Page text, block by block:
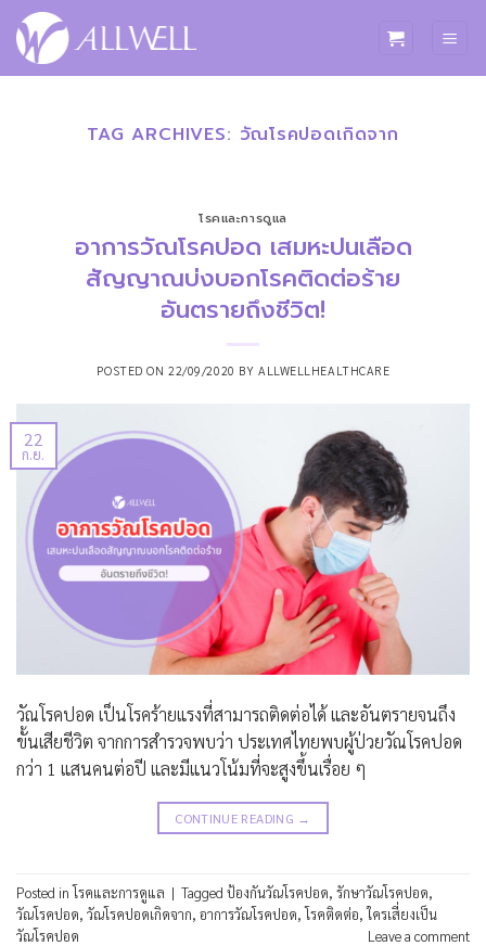
ข้าม
ไป
TAG ARCHIVES: วัณโรคปอดเกิดจาก
โรคและการดูแล
อาการวัณโรคปอด เสมหะปนเลือด
สัญญาณบ่งบอกโรคติดต่อร้าย
อันตรายถึงชีวิต!
POSTED ON22/09/2020 BY ALLWELLHEALTHCARE
22
ก.ย.
วัณโรคปอด เป็นโรคร้ายแรงที่สามารถติดต่อได้ และอันตรายจนถึง
ขั้นเสียชีวิต จากการสำรวจพบว่า ประเทศไทยพบผู้ป่วยวัณโรคปอด
กว่า 1 แสนคนต่อปี และมีแนวโน้มที่จะสูงขึ้นเรื่อย ๆ
CONTINUE READING →
Posted inโรคและการดูแล | Tagged ป้องกันวัณโรคปอด, รักษาวัณโรคปอด,
วัณโรคปอด, วัณโรคปอดเกิดจาก, อาการวัณโรคปอด,โรคติดต่อ,ใครเสี่ยงเป็น
วัณโรคปอด
Leave a comment